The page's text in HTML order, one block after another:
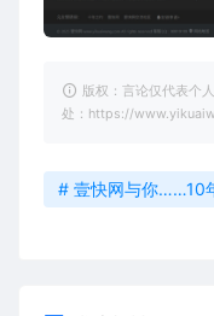
版权：言论仅代表个
处：https://
# 壹快网与你……10